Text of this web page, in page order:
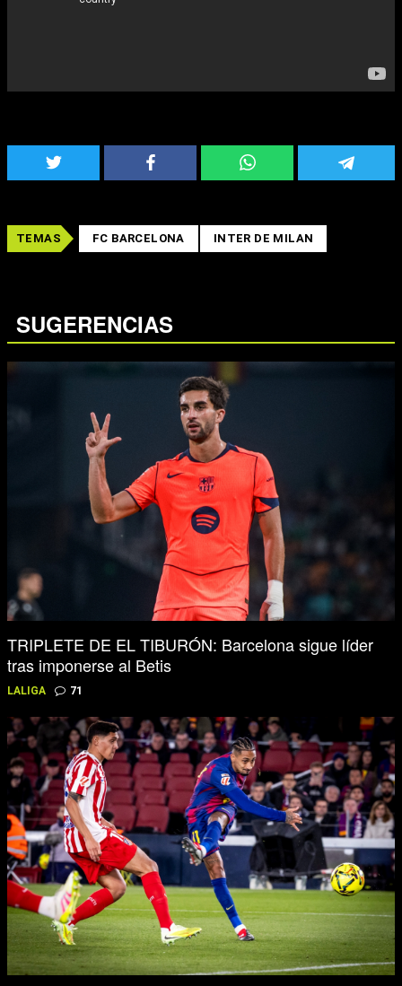
TEMAS FC BARCELONA INTER DE MILAN
SUGERENCIAS
TRIPLETE DE EL TIBURÓN: Barcelona sigue líder
tras imponerse al Betis
LALIGA 71